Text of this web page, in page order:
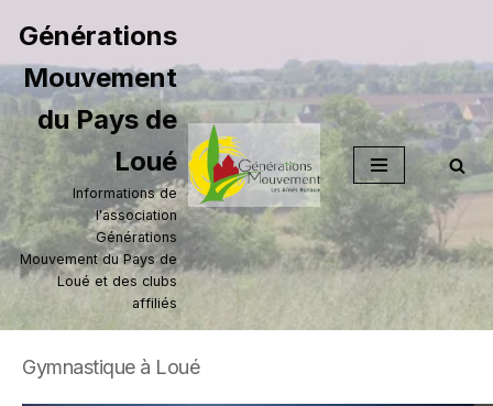
Aller
au
contenu
Générations
Mouvement
du Pays de
Loué
Informations de
l'association
Générations
Mouvement du Pays de
Loué et des clubs
affiliés
Gymnastique à Loué